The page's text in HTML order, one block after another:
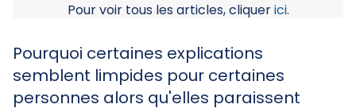
Pour voir tous les articles, cliquerici.
Pourquoi certaines explications
semblent limpides pour certaines
personnes alors qu'elles paraissent